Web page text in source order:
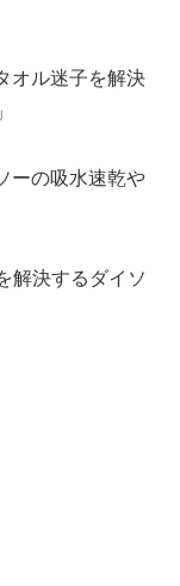
オル迷子を解決
ーの吸水速乾や
解決するダイソ